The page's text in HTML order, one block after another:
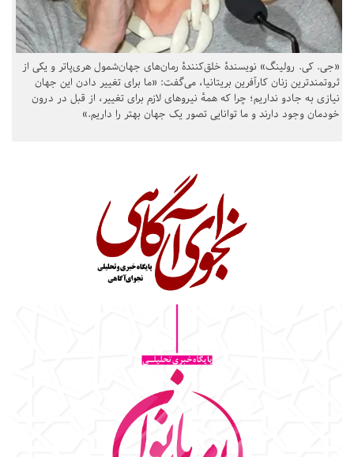
«جی. کی. رولینگ» نویسندهٔ خلق‌کنندهٔ رمان‌های جهان‌شمول هری‌پاتر و یکی از
ثروتمندترین زنان کارآفرین بریتانیا، می‌گفت: «ما برای تغییر دادن این جهان
نیازی به جادو نداریم؛ چرا که همهٔ نیروهای لازم برای تغییر، از قبل در درون
خودمان وجود دارند و ما توانایی تصور یک جهان بهتر را داریم.»